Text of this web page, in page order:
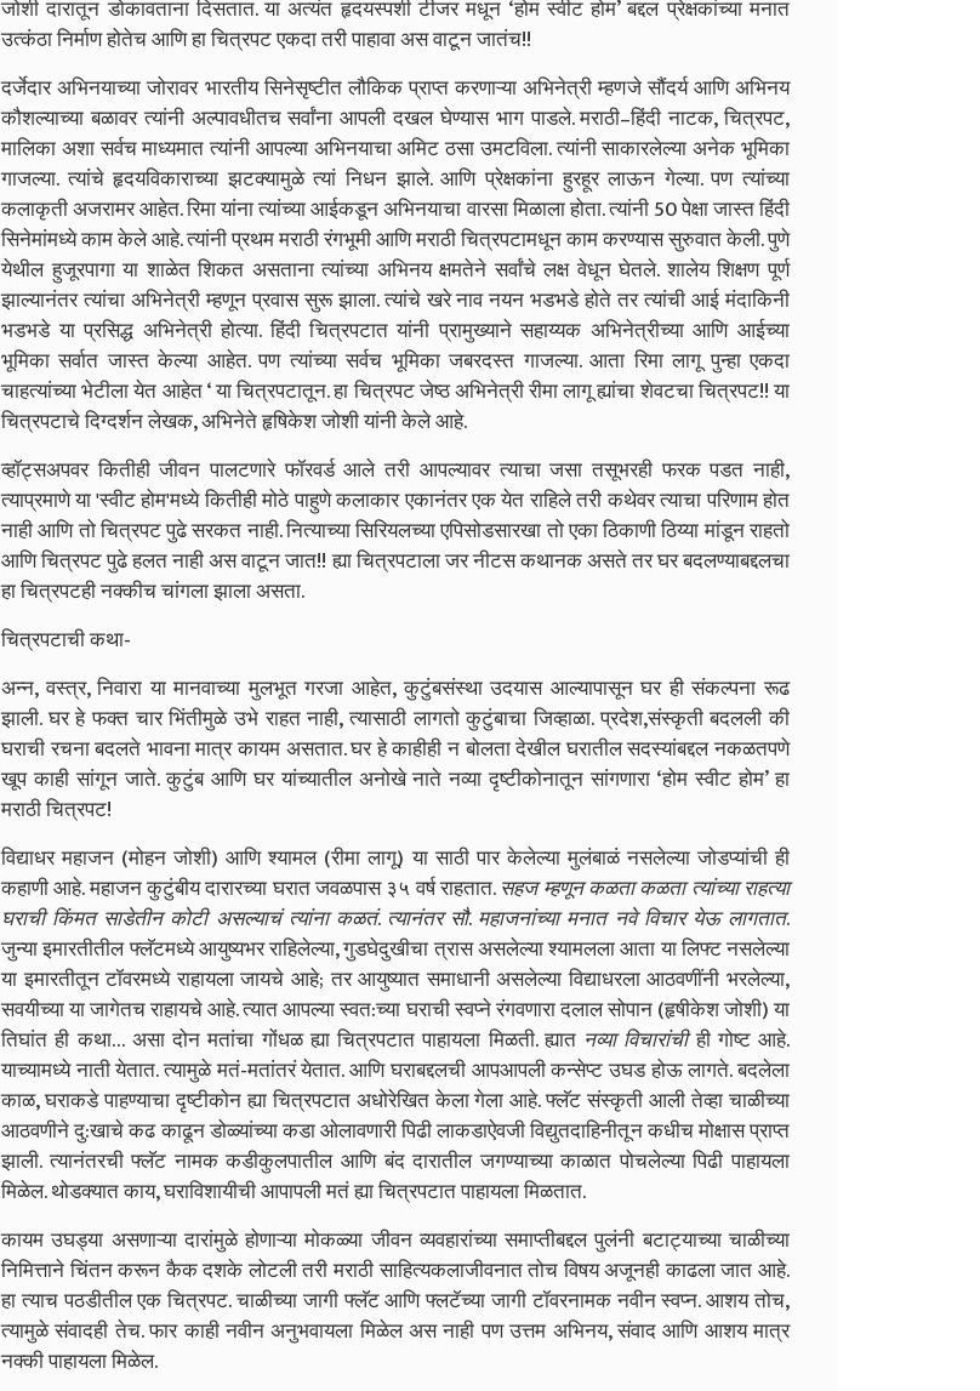
जोशी दारातून डोकावताना दिसतात. या अत्यंत हृदयस्पर्शी टीजर मधून ‘होम स्वीट होम’ बद्दल प्रेक्षकांच्या मनात
उत्कंठा निर्माण होतेच आणि हा चित्रपट एकदा तरी पाहावा अस वाटून जातंच!!
दर्जेदार अभिनयाच्या जोरावर भारतीय सिनेसृष्टीत लौकिक प्राप्त करणाऱ्या अभिनेत्री म्हणजे सौंदर्य आणि अभिनय
कौशल्याच्या बळावर त्यांनी अल्पावधीतच सर्वांना आपली दखल घेण्यास भाग पाडले. मराठी–हिंदी नाटक, चित्रपट,
मालिका अशा सर्वच माध्यमात त्यांनी आपल्या अभिनयाचा अमिट ठसा उमटविला. त्यांनी साकारलेल्या अनेक भूमिका
गाजल्या. त्यांचे हृदयविकाराच्या झटक्यामुळे त्यां निधन झाले. आणि प्रेक्षकांना हुरहूर लाऊन गेल्या. पण त्यांच्या
कलाकृती अजरामर आहेत. रिमा यांना त्यांच्या आईकडून अभिनयाचा वारसा मिळाला होता. त्यांनी 50 पेक्षा जास्त हिंदी
सिनेमांमध्ये काम केले आहे. त्यांनी प्रथम मराठी रंगभूमी आणि मराठी चित्रपटामधून काम करण्यास सुरुवात केली. पुणे
येथील हुजूरपागा या शाळेत शिकत असताना त्यांच्या अभिनय क्षमतेने सर्वांचे लक्ष वेधून घेतले. शालेय शिक्षण पूर्ण
झाल्यानंतर त्यांचा अभिनेत्री म्हणून प्रवास सुरू झाला. त्यांचे खरे नाव नयन भडभडे होते तर त्यांची आई मंदाकिनी
भडभडे या प्रसिद्ध अभिनेत्री होत्या. हिंदी चित्रपटात यांनी प्रामुख्याने सहाय्यक अभिनेत्रीच्या आणि आईच्या
भूमिका सर्वात जास्त केल्या आहेत. पण त्यांच्या सर्वच भूमिका जबरदस्त गाजल्या. आता रिमा लागू पुन्हा एकदा
चाहत्यांच्या भेटीला येत आहेत ‘ या चित्रपटातून. हा चित्रपट जेष्ठ अभिनेत्री रीमा लागू ह्यांचा शेवटचा चित्रपट!! या
चित्रपटाचे दिग्दर्शन लेखक, अभिनेते हृषिकेश जोशी यांनी केले आहे.
व्हॉट्सअपवर कितीही जीवन पालटणारे फॉरवर्ड आले तरी आपल्यावर त्याचा जसा तसूभरही फरक पडत नाही,
त्याप्रमाणे या 'स्वीट होम'मध्ये कितीही मोठे पाहुणे कलाकार एकानंतर एक येत राहिले तरी कथेवर त्याचा परिणाम होत
नाही आणि तो चित्रपट पुढे सरकत नाही. नित्याच्या सिरियलच्या एपिसोडसारखा तो एका ठिकाणी ठिय्या मांडून राहतो
आणि चित्रपट पुढे हलत नाही अस वाटून जात!! ह्या चित्रपटाला जर नीटस कथानक असते तर घर बदलण्याबद्दलचा
हा चित्रपटही नक्कीच चांगला झाला असता.
चित्रपटाची कथा-
अन्न, वस्त्र, निवारा या मानवाच्या मुलभूत गरजा आहेत, कुटुंबसंस्था उदयास आल्यापासून घर ही संकल्पना रूढ
झाली. घर हे फक्त चार भिंतीमुळे उभे राहत नाही, त्यासाठी लागतो कुटुंबाचा जिव्हाळा. प्रदेश,संस्कृती बदलली की
घराची रचना बदलते भावना मात्र कायम असतात. घर हे काहीही न बोलता देखील घरातील सदस्यांबद्दल नकळतपणे
खूप काही सांगून जाते. कुटुंब आणि घर यांच्यातील अनोखे नाते नव्या दृष्टीकोनातून सांगणारा ‘होम स्वीट होम’ हा
मराठी चित्रपट!
विद्याधर महाजन (मोहन जोशी) आणि श्यामल (रीमा लागू) या साठी पार केलेल्या मुलंबाळं नसलेल्या जोडप्यांची ही
कहाणी आहे. महाजन कुटुंबीय दारारच्या घरात जवळपास ३५ वर्ष राहतात.सहज म्हणून कळता कळता त्यांच्या राहत्या
घराची किंमत साडेतीन कोटी असल्याचं त्यांना कळतं. त्यानंतर सौ. महाजनांच्या मनात नवे विचार येऊ लागतात.
जुन्या इमारतीतील फ्लॅटमध्ये आयुष्यभर राहिलेल्या, गुडघेदुखीचा त्रास असलेल्या श्यामलला आता या लिफ्ट नसलेल्या
या इमारतीतून टॉवरमध्ये राहायला जायचे आहे; तर आयुष्यात समाधानी असलेल्या विद्याधरला आठवणींनी भरलेल्या,
सवयीच्या या जागेतच राहायचे आहे. त्यात आपल्या स्वत:च्या घराची स्वप्ने रंगवणारा दलाल सोपान (हृषीकेश जोशी) या
तिघांत ही कथा… असा दोन मतांचा गोंधळ ह्या चित्रपटात पाहायला मिळती. ह्यात नव्या विचारांचीही गोष्ट आहे.
याच्यामध्ये नाती येतात. त्यामुळे मतं-मतांतरं येतात. आणि घराबद्दलची आपआपली कन्सेप्ट उघड होऊ लागते. बदलेला
काळ, घराकडे पाहण्याचा दृष्टीकोन ह्या चित्रपटात अधोरेखित केला गेला आहे. फ्लॅट संस्कृती आली तेव्हा चाळीच्या
आठवणीने दु:खाचे कढ काढून डोळ्यांच्या कडा ओलावणारी पिढी लाकडाऐवजी विद्युतदाहिनीतून कधीच मोक्षास प्राप्त
झाली. त्यानंतरची फ्लॅट नामक कडीकुलपातील आणि बंद दारातील जगण्याच्या काळात पोचलेल्या पिढी पाहायला
मिळेल. थोडक्यात काय, घराविशायीची आपापली मतं ह्या चित्रपटात पाहायला मिळतात.
कायम उघड्या असणाऱ्या दारांमुळे होणाऱ्या मोकळ्या जीवन व्यवहारांच्या समाप्तीबद्दल पुलंनी बटाट्याच्या चाळीच्या
निमित्ताने चिंतन करून कैक दशके लोटली तरी मराठी साहित्यकलाजीवनात तोच विषय अजूनही काढला जात आहे.
हा त्याच पठडीतील एक चित्रपट. चाळीच्या जागी फ्लॅट आणि फ्लटॅच्या जागी टॉवरनामक नवीन स्वप्न. आशय तोच,
त्यामुळे संवादही तेच. फार काही नवीन अनुभवायला मिळेल अस नाही पण उत्तम अभिनय, संवाद आणि आशय मात्र
नक्की पाहायला मिळेल.